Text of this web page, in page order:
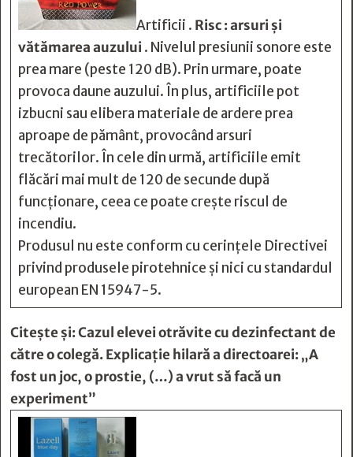
Artificii . Risc : arsuri și
vătămarea auzului. Nivelul presiunii sonore este
prea mare (peste 120 dB). Prin urmare, poate
provoca daune auzului. În plus, artificiile pot
izbucni sau elibera materiale de ardere prea
aproape de pământ, provocând arsuri
trecătorilor. În cele din urmă, artificiile emit
flăcări mai mult de 120 de secunde după
funcționare, ceea ce poate crește riscul de
incendiu.
Produsul nu este conform cu cerințele Directivei
privind produsele pirotehnice și nici cu standardul
european EN 15947-5.
Citește și:Cazul elevei otrăvite cu dezinfectant de
către o colegă. Explicaţie hilară a directoarei: „A
fost un joc, o prostie, (…) a vrut să facă un
experiment”